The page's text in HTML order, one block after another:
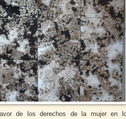
de los derechos de la mujer en